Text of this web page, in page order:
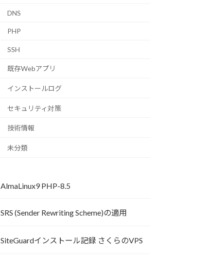
DNS
PHP
SSH
既存Webアプリ
インストールログ
セキュリティ対策
技術情報
未分類
AlmaLinux9 PHP-8.5
SRS (Sender Rewriting Scheme)の適用
SiteGuardインストール記録 さくらのVPS